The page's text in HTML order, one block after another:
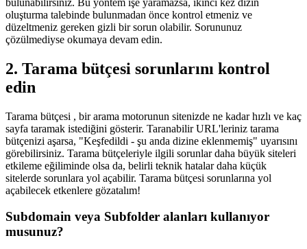
oluşturma talebinde bulunmadan önce kontrol etmeniz ve
düzeltmeniz gereken gizli bir sorun olabilir. Sorununuz
çözülmediyse okumaya devam edin.
2. Tarama bütçesi sorunlarını kontrol
edin
Tarama bütçesi , bir arama motorunun sitenizde ne kadar hızlı ve kaç
sayfa taramak istediğini gösterir. Taranabilir URL'leriniz tarama
bütçenizi aşarsa, "Keşfedildi - şu anda dizine eklenmemiş" uyarısını
görebilirsiniz. Tarama bütçeleriyle ilgili sorunlar daha büyük siteleri
etkileme eğiliminde olsa da, belirli teknik hatalar daha küçük
sitelerde sorunlara yol açabilir. Tarama bütçesi sorunlarına yol
açabilecek etkenlere gözatalım!
Subdomain veya Subfolder alanları kullanıyor
musunuz?